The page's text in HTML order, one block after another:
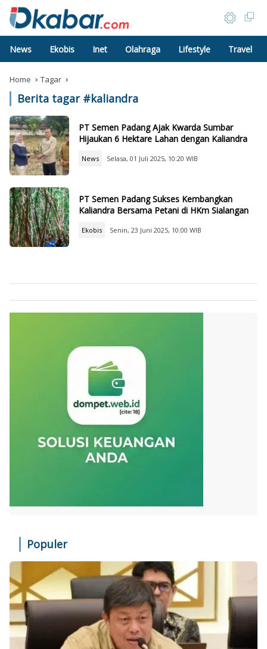
News Ekobis Inet Olahraga Lifestyle Travel
Home Tagar
Berita tagar #kaliandra
PT Semen Padang Ajak Kwarda Sumbar
Hijaukan 6 Hektare Lahan dengan Kaliandra
News Selasa, 01 Juli 2025, 10:20 WIB
PT Semen Padang Sukses Kembangkan
Kaliandra Bersama Petani di HKm Sialangan
Ekobis Senin, 23 Juni 2025, 10:00 WIB
Populer